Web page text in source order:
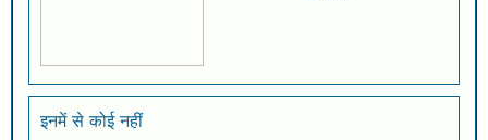
इनमें से कोई नहीं